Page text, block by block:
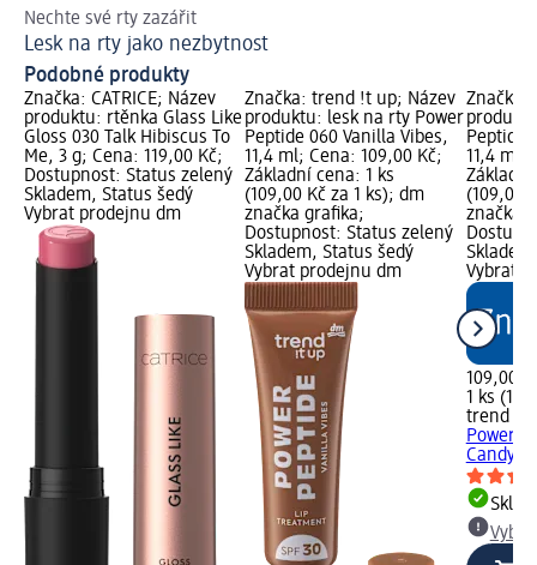
Nechte své rty zazářit
Lesk na rty jako nezbytnost
Podobné produkty
Značka: CATRICE; Název
produktu: rtěnka Glass Like
Gloss 030 Talk Hibiscus To
Me, 3 g; Cena: 119,00 Kč;
Dostupnost: Status zelený
Skladem, Status šedý
Vybrat prodejnu dm
Značka: trend !t up; Název
produktu: lesk na rty Power
Peptide 060 Vanilla Vibes,
11,4 ml; Cena: 109,00 Kč;
Základní cena: 1 ks
(109,00 Kč za 1 ks); dm
značka grafika;
Dostupnost: Status zelený
Skladem, Status šedý
Vybrat prodejnu dm
Značka:
Peptide
11,4 ml;
Základní
(109,00
značka
Vybrat
109,00
1 ks
trend !t
Power
Candy,